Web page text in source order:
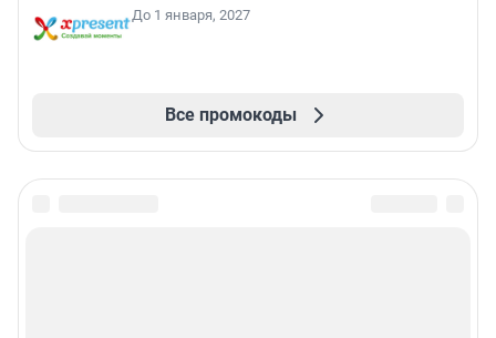
До 1 января, 2027
Все промокоды